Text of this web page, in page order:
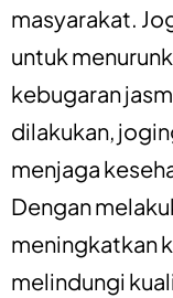
masyarakat.
untuk
kebugaran
dilakukan,
menjaga
Dengan
meningkatkan
melindungi